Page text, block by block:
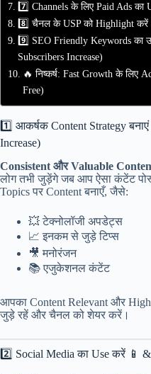
7️⃣ Channels के लिए Paid Ads
8️⃣ चैनल के USP को Highlight करें
9️⃣ SEO Friendly Keywords का
Subscribers Increase)
🔥 निष्कर्ष: Fast Growth के लिए
Free)
1️⃣ आकर्षक Content Strategy
Increase)
Consistent और Valuable
लोग तभी जुड़ेंगे जब आप ऐसा कंटेंट
Topics पर Content बनाएँ, जैसे:
💥 टेक्नोलॉजी अपडेट्स
📈 इनकम से जुड़े टिप्स
🎥 मनोरंजन
📚 एजुकेशनल कंटेंट
आपका Content Relevant और High-
जुड़े रहें और चैनल को शेयर करें।
2️⃣ Social Media का Use करें 📱